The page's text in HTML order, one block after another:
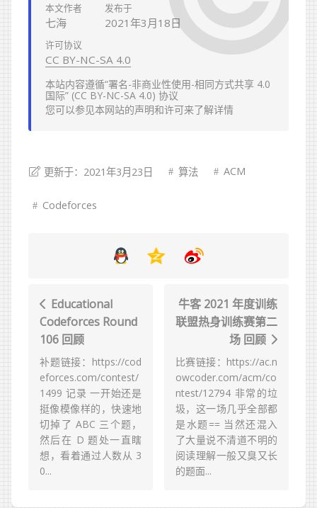
本文作者
七海
发布于
2021年3月18日
许可协议
CC BY-NC-SA 4.0
本站内容遵循“署名-非商业性使用-相同方式共享 4.0
国际” (CC BY-NC-SA 4.0) 协议
您可以参见本网站的声明和许可来了解详情
更新于：2021年3月23日 算法 ACM
Codeforces
Educational
Codeforces Round
106 回顾
补题链接：https://cod
eforces.com/contest/
1499 记录 一开始还是
挺像模像样的，快速地
切掉了 ABC 三个题，
然后在 D 题处一直瞎
想，看着通过人数从 3
0...
牛客 2021 年度训练
联盟热身训练赛第二
场 回顾
比赛链接：https://ac.n
owcoder.com/acm/co
ntest/12794 非常的垃
圾，这一场几乎全部都
是水题== 当然还混入
了大量说不清道不明的
阅读理解一般又臭又长
的题面...